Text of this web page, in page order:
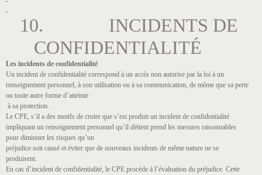
10. INCIDENTS DE
CONFIDENTIALITÉ
Les incidents de confidentialité
Un incident de confidentialité correspond à un accès non autorisé par la loi à un
renseignement personnel, à son utilisation ou à sa communication, de même que sa perte
ou toute autre forme d’atteinte
à sa protection.
Le CPE, s’il a des motifs de croire que s’est produit un incident de confidentialité
impliquant un renseignement personnel qu’il détient prend les mesures raisonnables
pour diminuer les risques qu’un
préjudice soit causé et éviter que de nouveaux incidents de même nature ne se
produisent.
En cas d’incident de confidentialité, le CPE procède à l’évaluation du préjudice. Cette